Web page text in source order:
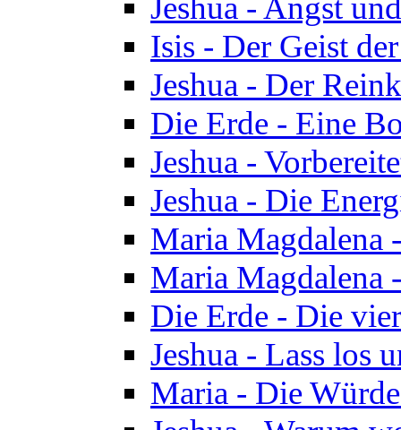
Isis - Der Geist
Jeshua - Der
Die Erde - Eine
Jeshua -
Jeshua - Die
Maria Magdalena
Maria Magdalena
Die Erde - Die
Jeshua - Lass los
Maria - Die